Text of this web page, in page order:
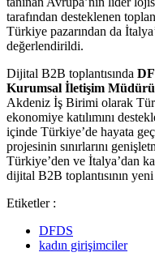
tarafından desteklenen
Türkiye pazarından da
değerlendirildi.
Dijital B2B toplantısında
Kurumsal İletişim Müdürü
Akdeniz İş Birimi olarak
ekonomiye katılımını
içinde Türkiye’de hayata
projesinin sınırlarını
Türkiye’den ve İtalya’dan
dijital B2B toplantısının
Etiketler :
DFDS
kadın girişimciler